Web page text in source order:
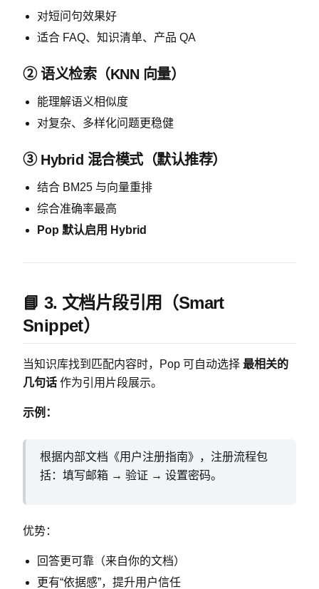
对短问句效果好
适合 FAQ、知识清单、产品 QA
② 语义检索（KNN 向量）
能理解语义相似度
对复杂、多样化问题更稳健
③ Hybrid 混合模式（默认推荐）
结合 BM25 与向量重排
综合准确率最高
Pop 默认启用 Hybrid
📘 3. 文档片段引用（Smart
Snippet）
当知识库找到匹配内容时，Pop 可自动选择 最相关的
几句话 作为引用片段展示。
示例：
根据内部文档《用户注册指南》，注册流程包
括：填写邮箱 → 验证 → 设置密码。
优势：
回答更可靠（来自你的文档）
更有“依据感”，提升用户信任